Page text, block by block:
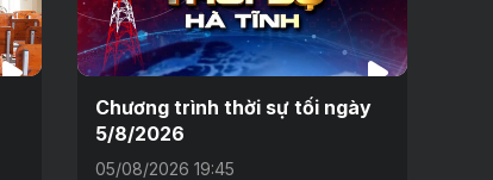
Chương trình thời sự tối ngày
5/8/2026
05/08/2026 19:45